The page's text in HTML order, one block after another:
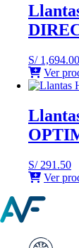
S/1,694.00
Ver
S/291.50
Ver